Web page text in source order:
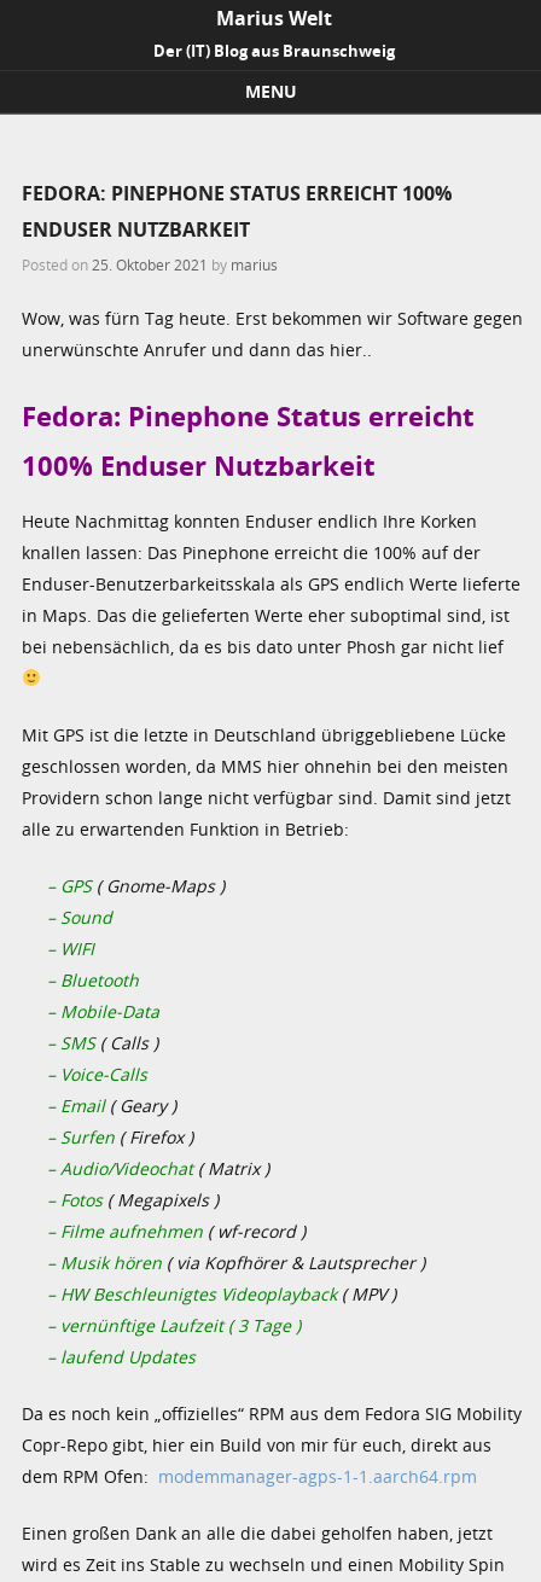
Marius Welt
Der (IT) Blog aus Braunschweig
MENU
FEDORA: PINEPHONE STATUS ERREICHT 100%
ENDUSER NUTZBARKEIT
Posted on 25. Oktober 2021 by marius
Wow, was fürn Tag heute. Erst bekommen wir Software gegen
unerwünschte Anrufer und dann das hier..
Fedora: Pinephone Status erreicht
100% Enduser Nutzbarkeit
Heute Nachmittag konnten Enduser endlich Ihre Korken
knallen lassen: Das Pinephone erreicht die 100% auf der
Enduser-Benutzerbarkeitsskala als GPS endlich Werte lieferte
in Maps. Das die gelieferten Werte eher suboptimal sind, ist
bei nebensächlich, da es bis dato unter Phosh gar nicht lief
Mit GPS ist die letzte in Deutschland übriggebliebene Lücke
geschlossen worden, da MMS hier ohnehin bei den meisten
Providern schon lange nicht verfügbar sind. Damit sind jetzt
alle zu erwartenden Funktion in Betrieb:
– GPS ( Gnome-Maps )
– Sound
– WIFI
– Bluetooth
– Mobile-Data
– SMS( Calls )
– Voice-Calls
– Email ( Geary )
– Surfen ( Firefox )
– Audio/Videochat( Matrix )
– Fotos ( Megapixels )
– Filme aufnehmen ( wf-record )
– Musik hören ( via Kopfhörer & Lautsprecher )
– HW Beschleunigtes Videoplayback( MPV )
– vernünftige Laufzeit ( 3 Tage )
– laufend Updates
Da es noch kein „offizielles“ RPM aus dem Fedora SIG Mobility
Copr-Repo gibt, hier ein Build von mir für euch, direkt aus
dem RPM Ofen: modemmanager-agps-1-1.aarch64.rpm
Einen großen Dank an alle die dabei geholfen haben, jetzt
wird es Zeit ins Stable zu wechseln und einen Mobility Spin